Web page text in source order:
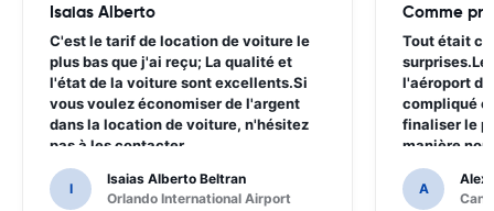
Isaias Alberto
C'est le tarif de location de voiture le
plus bas que j'ai reçu; La qualité et
l'état de la voiture sont excellents.Si
vous voulez économiser de l'argent
dans la location de voiture, n'hésitez
pas à les contacter
I
Isaias Alberto Beltran
Orlando International Airport
Comme
Tout était
surprises.Le
l'aéroport
compliqué
finaliser le
manière
A
Alex